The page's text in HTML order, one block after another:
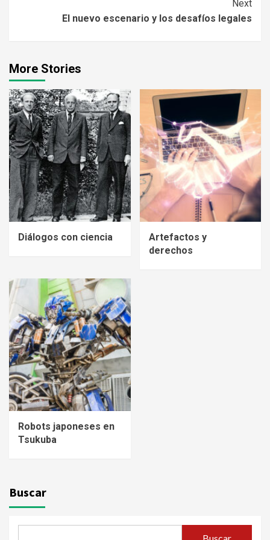
Next
El nuevo escenario y los desafíos legales
More Stories
Diálogos con ciencia
Artefactos y
derechos
Robots japoneses en
Tsukuba
Buscar